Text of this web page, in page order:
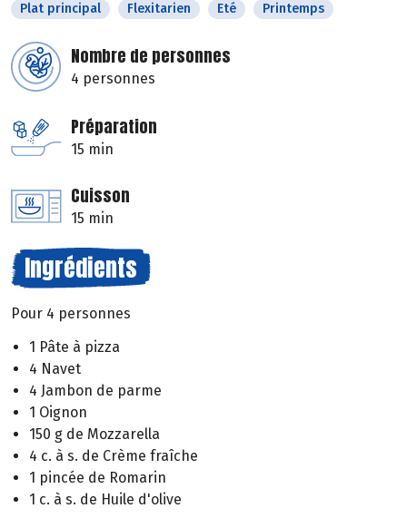
Plat principal Flexitarien Eté Printemps
Nombre de personnes
4 personnes
Préparation
15 min
Cuisson
15 min
Ingrédients
Pour 4 personnes
1 Pâte à pizza
4 Navet
4 Jambon de parme
1 Oignon
150 g de Mozzarella
4 c. à s. de Crème fraîche
1 pincée de Romarin
1 c. à s. de Huile d'olive